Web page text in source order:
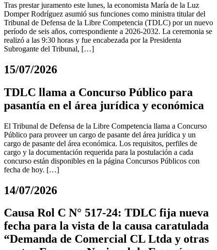
Tras prestar juramento este lunes, la economista María de la Luz
Domper Rodríguez asumió sus funciones como ministra titular del
Tribunal de Defensa de la Libre Competencia (TDLC) por un nuevo
período de seis años, correspondiente a 2026-2032. La ceremonia se
realizó a las 9:30 horas y fue encabezada por la Presidenta
Subrogante del Tribunal, […]
15/07/2026
TDLC llama a Concurso Público para
pasantía en el área jurídica y económica
El Tribunal de Defensa de la Libre Competencia llama a Concurso
Público para proveer un cargo de pasante del área jurídica y un
cargo de pasante del área económica. Los requisitos, perfiles de
cargo y la documentación requerida para la postulación a cada
concurso están disponibles en la página Concursos Públicos con
fecha de hoy. […]
14/07/2026
Causa Rol C N° 517-24: TDLC fija nueva
fecha para la vista de la causa caratulada
“Demanda de Comercial CL Ltda y otras